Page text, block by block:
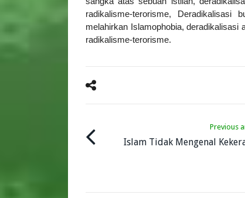
radikalisme-terorisme, Deradikalisasi
melahirkan Islamophobia, deradikalisasi
radikalisme-terorisme.
Previous
Islam Tidak Mengenal